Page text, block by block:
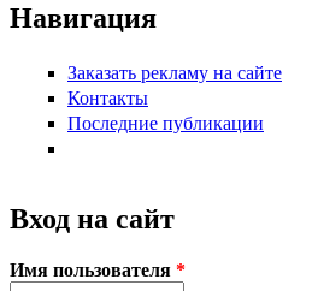
Навигация
Заказать рекламу на сайте
Контакты
Последние публикации
Вход на сайт
Имя пользователя *